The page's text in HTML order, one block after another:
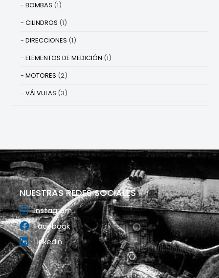
BOMBAS (1)
CILINDROS (1)
DIRECCIONES (1)
ELEMENTOS DE MEDICIÓN (1)
MOTORES (2)
VÁLVULAS (3)
NUESTRAS REDES SOCIALES
Instagram
Facebook
Linkedin